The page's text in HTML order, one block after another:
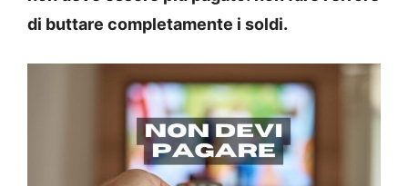
di buttare completamente i soldi.